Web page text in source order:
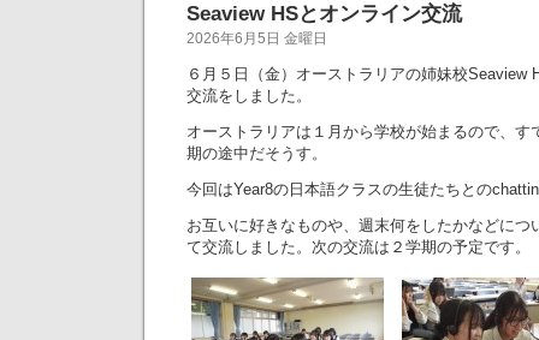
Seaview HSとオンライン交流
2026年6月5日 金曜日
６月５日（金）オーストラリアの姉妹校Seaview
交流をしました。
オーストラリアは１月から学校が始まるので、す
期の途中だそうす。
今回はYear8の日本語クラスの生徒たちとの
お互いに好きなものや、週末何をしたかなどにつ
て交流しました。次の交流は２学期の予定です。